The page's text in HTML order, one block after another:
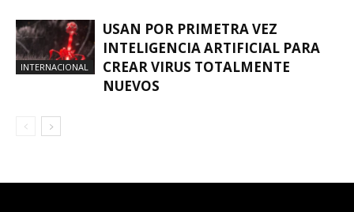
INTERNACIONAL
USAN POR PRIMETRA VEZ
INTELIGENCIA ARTIFICIAL PARA
CREAR VIRUS TOTALMENTE
NUEVOS